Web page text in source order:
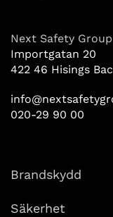
Next Safety Group
Importgatan 20
422 46 Hisings
020-29 90 00
Brandskydd
Säkerhet